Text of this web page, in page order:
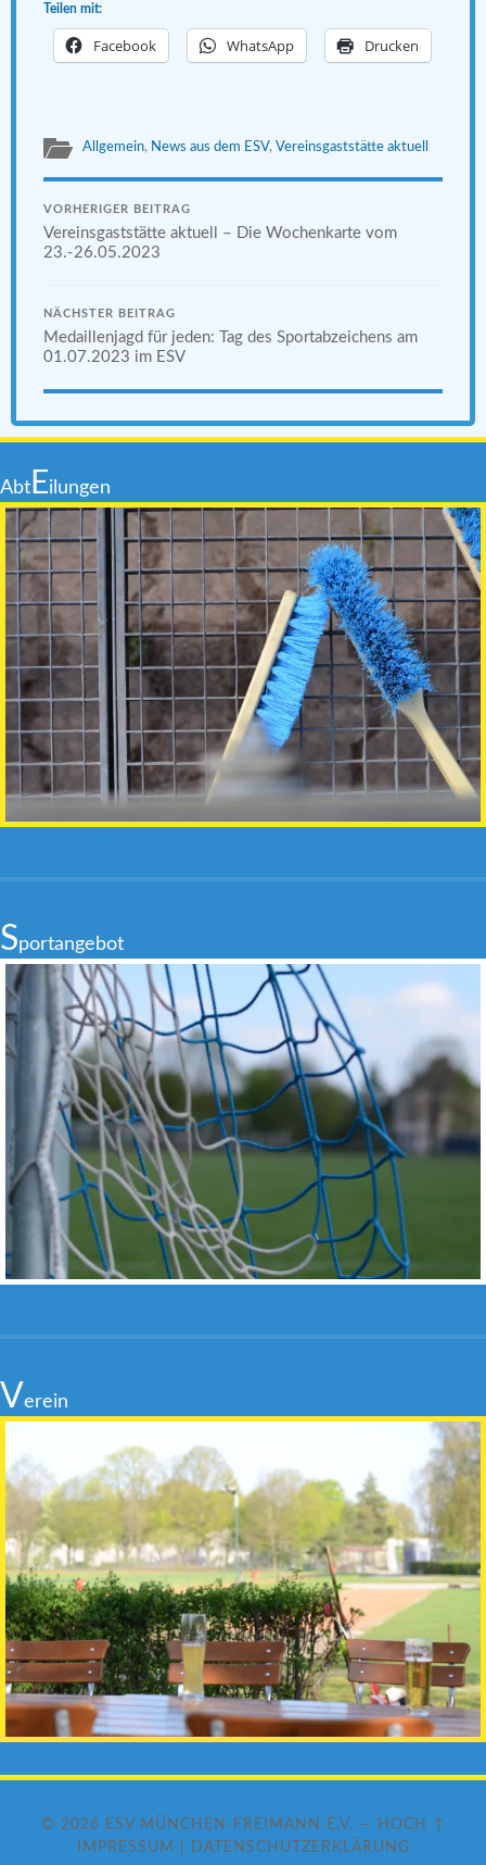
Teilen mit:
Facebook WhatsApp Drucken
Allgemein, News aus dem ESV, Vereinsgaststätte aktuell
VORHERIGER BEITRAG
Vereinsgaststätte aktuell – Die Wochenkarte vom
23.-26.05.2023
NÄCHSTER BEITRAG
Medaillenjagd für jeden: Tag des Sportabzeichens am
01.07.2023 im ESV
Abt Eilungen
Sportangebot
Verein
© 2026 ESV MÜNCHEN-FREIMANN E.V. — HOCH ↑
IMPRESSUM
DATENSCHUTZERKLÄRUNG